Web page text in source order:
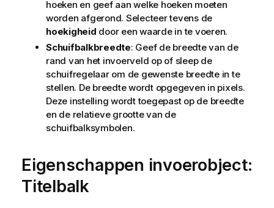
i
e
hoeken en geef aan welke hoeken moeten
worden afgerond. Selecteer tevens de
hoekigheid door een waarde in te voeren.
Schuifbalkbreedte: Geef de breedte van de
rand van het invoerveld op of sleep de
schuifregelaar om de gewenste breedte in te
stellen. De breedte wordt opgegeven in pixels.
Deze instelling wordt toegepast op de breedte
en de relatieve grootte van de
schuifbalksymbolen.
Eigenschappen invoerobject:
Titelbalk